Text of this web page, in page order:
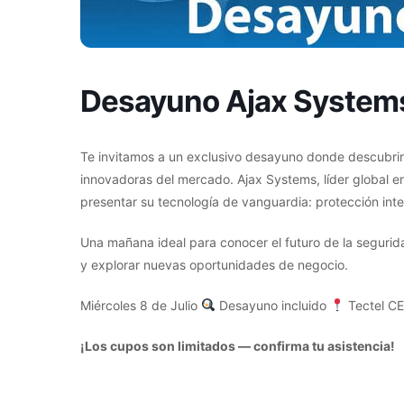
Desayuno Ajax
Te invitamos a un exclusivo desayuno donde
innovadoras del mercado. Ajax Systems, líder global
presentar su tecnología de vanguardia: protección
Una mañana ideal para conocer el futuro de la
y explorar nuevas oportunidades de negocio.
Miércoles 8 de Julio Desayuno incluido Tectel
¡Los cupos son limitados — confirma tu asistencia!